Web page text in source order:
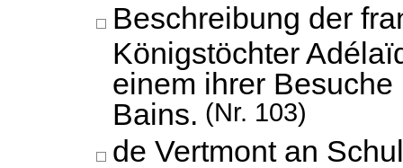
Beschreibung der
Königstöchter
einem ihrer
Bains. (Nr. 103)
de Vertmont an